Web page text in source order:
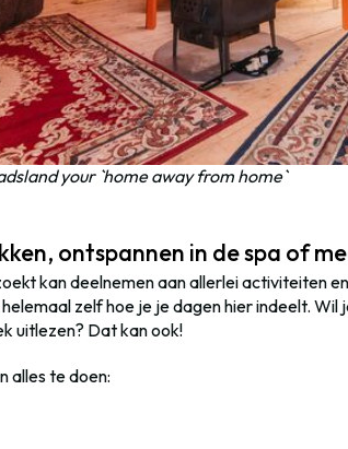
your `home away from home`
ontspannen in de spa of
kan deelnemen aan allerlei activiteiten
zelf hoe je je dagen hier indeelt. Wil
uitlezen? Dat kan ook!
alles te doen: